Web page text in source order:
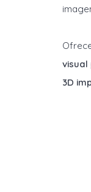
visual
3D